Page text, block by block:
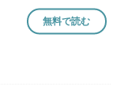
無料で読む